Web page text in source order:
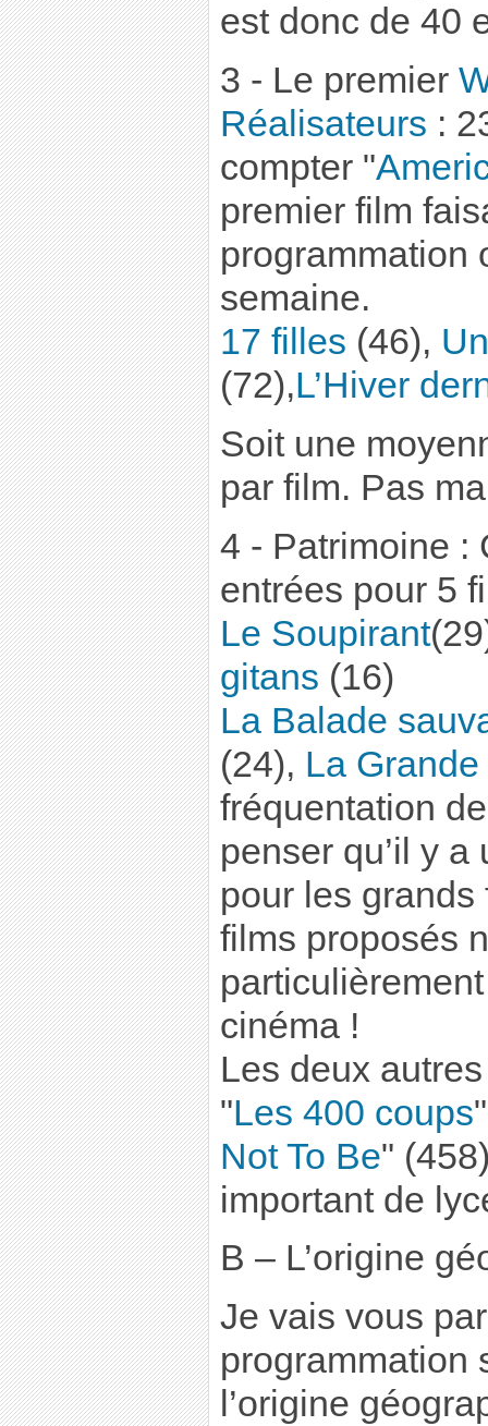
est donc de 40
3 - Le premier
Réalisateurs :
compter "
premier film
programmation
semaine.
17 filles (46),
(72),L’Hiver
Soit une
par film. Pas
4 - Patrimoine :
entrées pour 5
Le Soupirant
gitans (16)
La Balade
(24), La
fréquentation
penser qu’il y
pour les
films proposés
cinéma !
Les deux
"Les 400 coups
Not To Be"
important de
B – L’origine
Je vais vous
programmation
l’origine